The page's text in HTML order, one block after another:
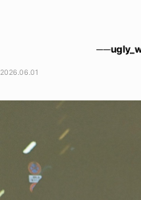
2026.06.01